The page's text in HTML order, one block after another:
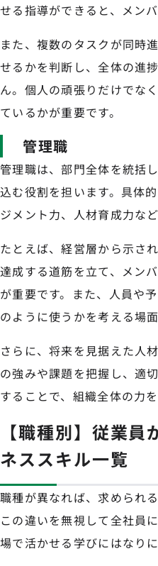
せる指導ができると、メン
また、複数のタスクが同時
せるかを判断し、全体の進
ん。個人の頑張りだけでな
ているかが重要です。
管理職
管理職は、部門全体を統括
込む役割を担います。具体
ジメント力、人材育成力な
たとえば、経営層から示さ
達成する道筋を立て、メン
が重要です。また、人員や
のように使うかを考える場面
さらに、将来を見据えた人
の強みや課題を把握し、適
することで、組織全体の力
【職種別】従業
ネススキル一覧
職種が異なれば、求められ
この違いを無視して全社員
場で活かせる学びにはなり